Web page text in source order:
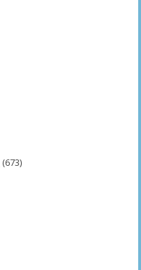
(673)